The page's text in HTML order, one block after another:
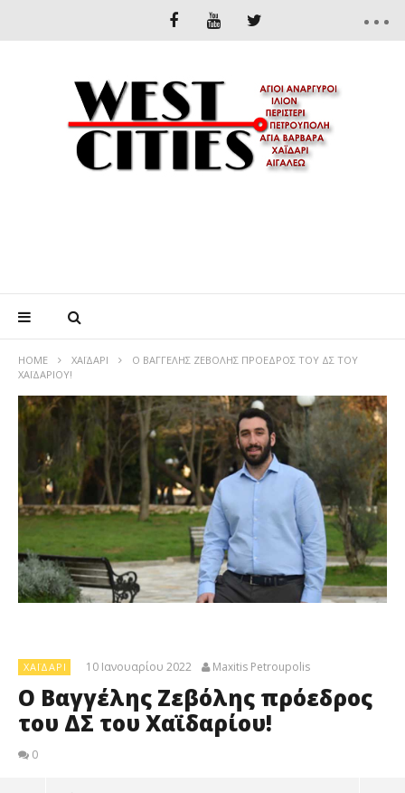
HOME XΑΪΔΆΡΙ
Ο ΒΑΓΓΈΛΗΣ ΖΕΒΌΛΗΣ ΠΡΌΕΔΡΟΣ ΤΟΥ ΔΣ ΤΟΥ
ΧΑΪΔΑΡΊΟΥ!
XΑΪΔΆΡΙ 10 Ιανουαρίου 2022 Maxitis Petroupolis
Ο Βαγγέλης Ζεβόλης πρόεδρος
του ΔΣ του Χαϊδαρίου!
0